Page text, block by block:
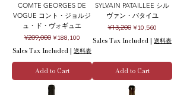
COMTE GEORGES DE
VOGUE コント・ジョルジ
ュ・ド・ヴォギュエ
Regular Price
¥209,000 Sale Price
¥188,100
Sales Tax Included | 送料表
Add to Cart
SYLVAIN PATAILLEE シル
ヴァン・パタイユ
Regular Price
¥13,200 Sale Price
¥10,560
Sales Tax Included | 送料表
Add to Cart